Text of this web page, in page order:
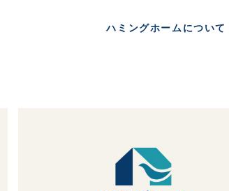
ハミングホームについて